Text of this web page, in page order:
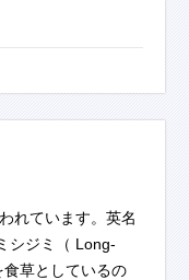
れています。英名
ジミ（ Long-
草としているの